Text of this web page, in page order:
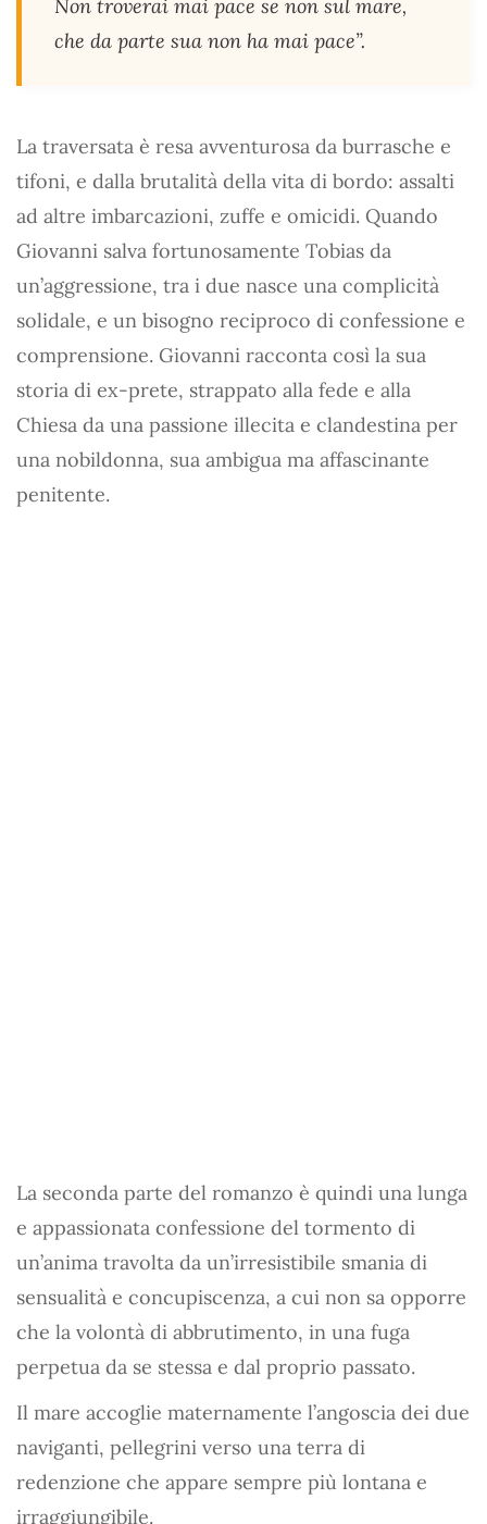
Non troverai mai pace se non sul mare,
che da parte sua non ha mai pace”.
La traversata è resa avventurosa da burrasche e
tifoni, e dalla brutalità della vita di bordo: assalti
ad altre imbarcazioni, zuffe e omicidi. Quando
Giovanni salva fortunosamente Tobias da
un’aggressione, tra i due nasce una complicità
solidale, e un bisogno reciproco di confessione e
comprensione. Giovanni racconta così la sua
storia di ex-prete, strappato alla fede e alla
Chiesa da una passione illecita e clandestina per
una nobildonna, sua ambigua ma affascinante
penitente.
La seconda parte del romanzo è quindi una lunga
e appassionata confessione del tormento di
un’anima travolta da un’irresistibile smania di
sensualità e concupiscenza, a cui non sa opporre
che la volontà di abbrutimento, in una fuga
perpetua da se stessa e dal proprio passato.
Il mare accoglie maternamente l’angoscia dei due
naviganti, pellegrini verso una terra di
redenzione che appare sempre più lontana e
irraggiungibile.